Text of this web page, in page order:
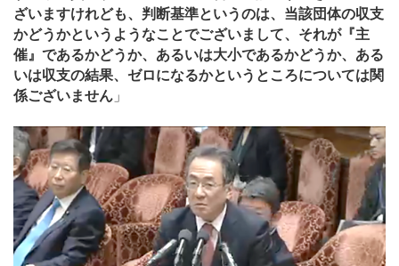
ざいますけれども、判断基準というのは、当該団体の収支
かどうかというようなことでございまして、それが『主
催』であるかどうか、あるいは大小であるかどうか、ある
いは収支の結果、ゼロになるかというところについては関
係ございません 」